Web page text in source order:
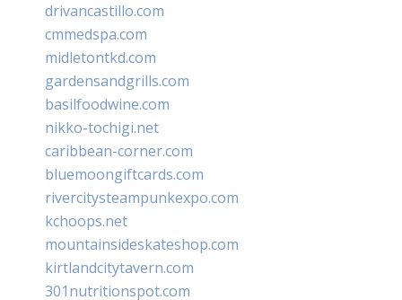
drivancastillo.com
cmmedspa.com
midletontkd.com
gardensandgrills.com
basilfoodwine.com
nikko-tochigi.net
caribbean-corner.com
bluemoongiftcards.com
rivercitysteampunkexpo.com
kchoops.net
mountainsideskateshop.com
kirtlandcitytavern.com
301nutritionspot.com